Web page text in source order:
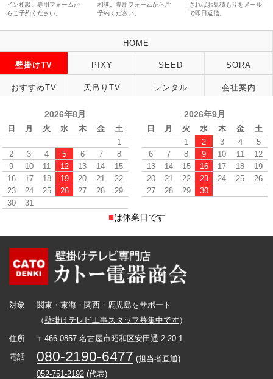
イン相談。専用フォームか
らご予約ください。
相談。専用フォームからご
予約ください。
さればお見積もりをメール
で即日返信。
HOME
壁掛けTV PIXY SEED SORA
おすすめTV 天吊りTV レンタル 会社案内
2026年8月
日 月 火 水 木 金
土
1
2
3 4 5 6 7
8
9
10 11 12 13 14
15
16
17 18 19 20 21
22
23
24 25 26 27 28
29
30
31
2026年9月
日 月 火 水 木 金
土
1
2 3 4
5
6
7 8 9 10 11
12
13
14 15 16 17 18
19
20
21 22 23 24 25
26
27
28 29 30
■は休業日です
対象
関東・東海・関西・鹿児島をサポート
（壁掛けテレビ工事スタッフ募集中です ）
住所
〒466-0857 名古屋市昭和区安田通 2-20-1
電話
080-2190-6477 (担当者直通)
052-751-2192(代表)